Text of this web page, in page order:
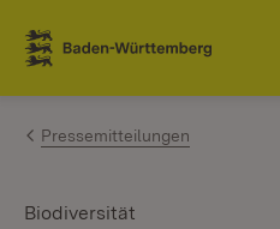
Zum Inhalt springen
Link zur Startseite
Pressemitteilungen
Biodiversität